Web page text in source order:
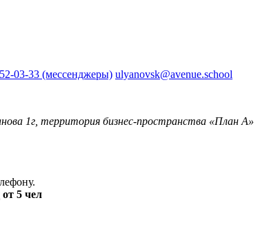
03-33 (мессенджеры) ulyanovsk@avenue.school
1г, территория бизнес-пространства «План А»
5 чел